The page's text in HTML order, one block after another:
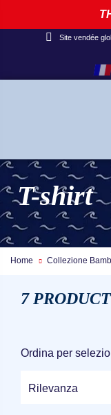
Site vendée
T-shirt
Home Collezione
7
Ordina per
Rilevanza